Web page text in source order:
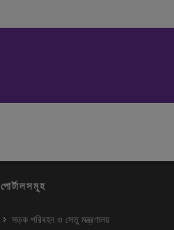
পোর্টালসমূহ
সড়ক পরিবহন ও সেতু মন্ত্রণালয়